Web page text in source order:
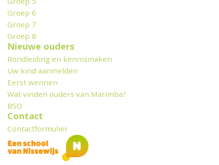
Groep 6
Groep 7
Groep 8
Nieuwe ouders
Rondleiding en kennismaken
Uw kind aanmelden
Eerst wennen
Wat vinden ouders van Marimba?
BSO
Contact
Contactformulier